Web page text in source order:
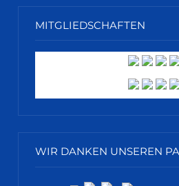
MITGLIEDSCHAFTEN
WIR DANKEN UNSEREN